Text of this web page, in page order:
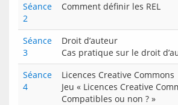
Séance
2
Comment définir les REL
Séance
3
Droit d’auteur
Cas pratique sur le droit
Séance
4
Licences Creative Commons
Jeu « Licences Creative
Compatibles ou non ? »